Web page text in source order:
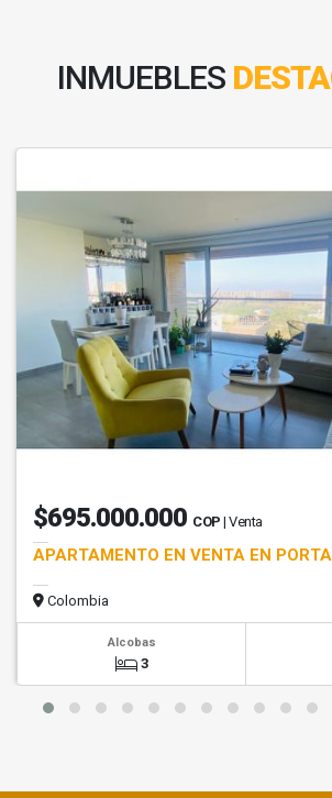
INMUEBLES
$695.000.000 COP | Venta
APARTAMENTO EN VENTA EN
Colombia
Alcobas
3